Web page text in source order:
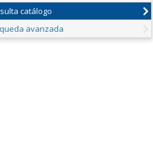
catálogo
avanzada